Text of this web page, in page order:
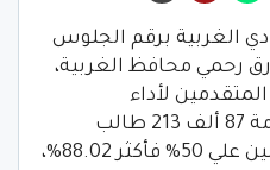
الغربية برقم الجلوس
طارق رحمي محافظ الغربية،
لأداء
الامتحانات الإعدادية العامة 87 ألف 213 طالب
وطالبة وبلغ نسبة الحاصلين علي 50% فأكثر 88.02%،